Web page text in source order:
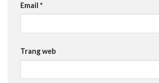
Email *
Trang web